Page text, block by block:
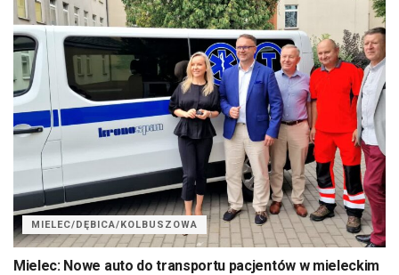
MIELEC/DĘBICA/KOLBUSZOWA
Mielec: Nowe auto do transportu pacjentów w mieleckim